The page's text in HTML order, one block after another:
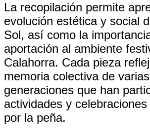
La recopilación permite
evolución estética y social
Sol, así como la
aportación al ambiente
Calahorra. Cada pieza
memoria colectiva de varias
generaciones que han
actividades y
por la peña.